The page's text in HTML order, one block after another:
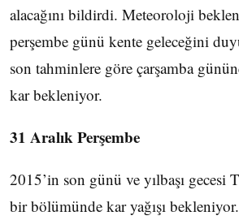
alacağını bildirdi. Meteoroloji
perşembe günü kente geleceğini
son tahminlere göre çarşamba
kar bekleniyor.
31 Aralık Perşembe
2015’in son günü ve yılbaşı gecesi
bir bölümünde kar yağışı